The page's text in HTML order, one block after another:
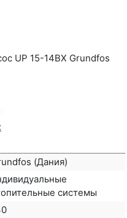
UP 15-14ВX Grundfos
(Дания)
системы